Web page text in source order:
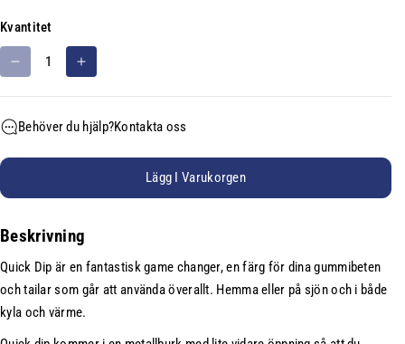
l
l
n
i
n
g
s
h
t
:
Kvantitet
i
s
k
k
a
n
t
i
t
Ö
k
k
v
n
i
e
t
f
Behöver du hjälp?Kontakta oss
Lägg I Varukorgen
Beskrivning
Quick Dip är en fantastisk game changer, en färg för dina gummibeten
och tailar som går att använda överallt. Hemma eller på sjön och i både
kyla och värme.